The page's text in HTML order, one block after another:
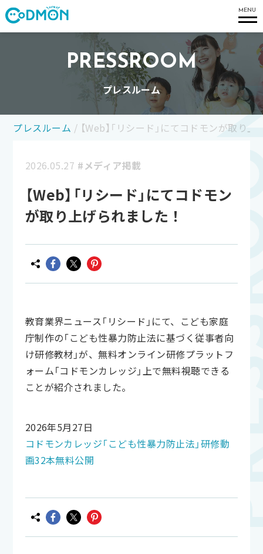
MENU
PRESSROOM
プレスルーム
プレスルーム / 【Web】「リシード」にてコドモンが取り
2026.05.27 #メディア掲載
【Web】「リシード」にてコドモン
が取り上げられました！
教育業界ニュース「リシード」にて、こども家庭
庁制作の「こども性暴力防止法に基づく従事者向
け研修教材」が、無料オンライン研修プラットフ
ォーム「コドモンカレッジ」上で無料視聴できる
ことが紹介されました。
2026年5月27日
コドモンカレッジ「こども性暴力防止法」研修動
画32本無料公開